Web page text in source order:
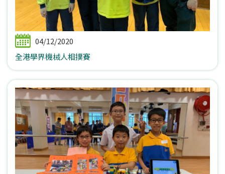
04/12/2020
全港學界機械人相撲賽